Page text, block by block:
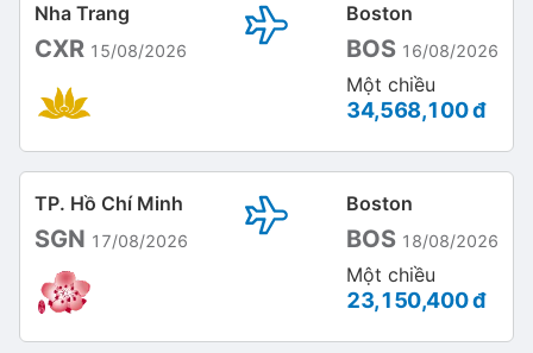
Nha Trang
CXR 15/08/2026
Boston
BOS 16/08/2026
Một chiều
34,568,100 đ
TP. Hồ Chí Minh
SGN 17/08/2026
Boston
BOS 18/08/2026
Một chiều
23,150,400 đ